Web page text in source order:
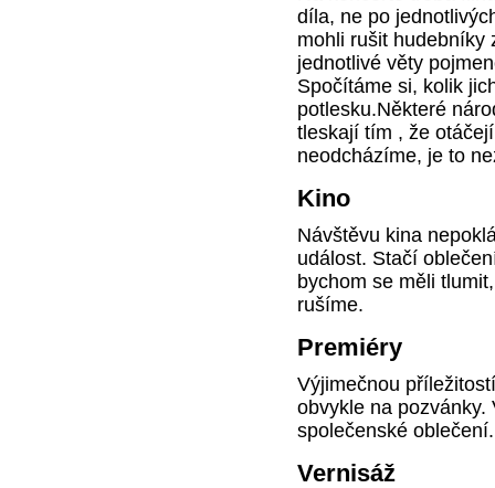
díla, ne po
mohli rušit hudebníky
jednotlivé věty
Spočítáme si, kolik
potlesku.Některé
tleskají tím , že
neodcházíme, je to
Kino
Návštěvu kina
událost. Stačí
bychom se měli
rušíme.
Premiéry
Výjimečnou
obvykle na
společenské oblečení.
Vernisáž